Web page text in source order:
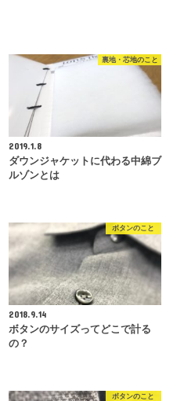
裏地・芯地のこと
2019.1.8
ダウンジャケットに代わる中綿ブ
ルゾンとは
ボタンのこと
2018.9.14
ボタンのサイズってどこで計る
の？
ボタンのこと